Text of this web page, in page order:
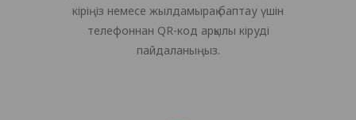
кіріңіз немесе жылдамырақ баптау үшін
телефоннан QR-код арқылы кіруді
пайдаланыңыз.